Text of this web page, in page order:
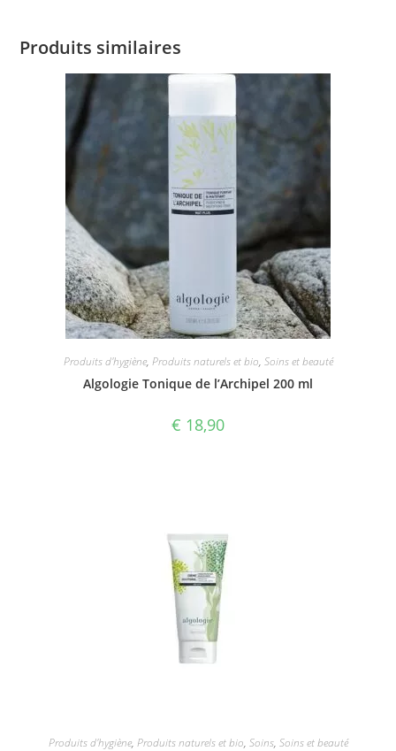
Produits similaires
Produits d'hygiène, Produits naturels et bio, Soins et beauté
Algologie Tonique de l’Archipel 200 ml
€ 18,90
Produits d'hygiène, Produits naturels et bio, Soins, Soins et beauté